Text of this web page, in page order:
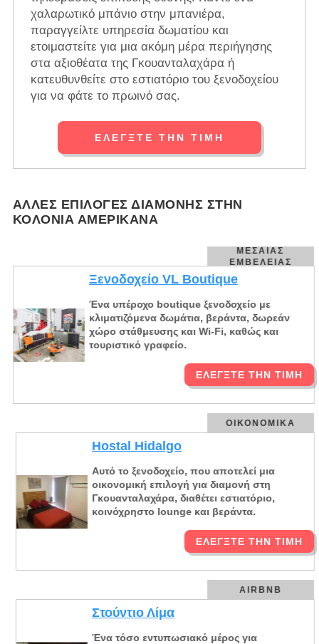
χαλαρωτικό μπάνιο στην μπανιέρα,
παραγγείλτε υπηρεσία δωματίου και
ετοιμαστείτε για μια ακόμη μέρα περιήγησης
στα αξιοθέατα της Γκουανταλαχάρα ή
κατευθυνθείτε στο εστιατόριο του ξενοδοχείου
για να φάτε το πρωινό σας.
ΕΛΈΓΞΤΕ ΤΗΝ ΤΙΜΉ
ΆΛΛΕΣ ΕΠΙΛΟΓΈΣ ΔΙΑΜΟΝΉΣ ΣΤΗΝ
ΚΟΛΌΝΙΑ ΑΜΕΡΙΚΆΝΑ
ΜΕΣΑΊΑΣ
ΕΜΒΈΛΕΙΑΣ
Ξενοδοχείο VL Boutique
Ένα υπέροχο boutique ξενοδοχείο με
κλιματιζόμενα δωμάτια, βεράντα, δωρεάν
χώρο στάθμευσης και Wi-Fi, καθώς και
τουριστικό γραφείο.
ΕΛΈΓΞΤΕ ΤΗΝ ΤΙΜΉ
ΟΙΚΟΝΟΜΙΚΆ
Hostal Hidalgo
Αυτό το ξενοδοχείο, που αποτελεί μια
οικονομική επιλογή για διαμονή στη
Γκουανταλαχάρα, διαθέτει εστιατόριο,
κοινόχρηστο lounge και βεράντα.
ΕΛΈΓΞΤΕ ΤΗΝ ΤΙΜΉ
AIRBNB
Στούντιο Λίμα
Ένα τόσο εντυπωσιακό μέρος για